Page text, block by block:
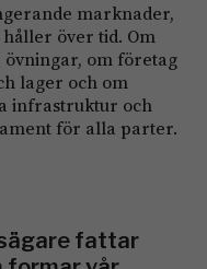
marknader,
över tid. Om
övningar, om företag
lager och om
infrastruktur och
för alla parter.
fattar